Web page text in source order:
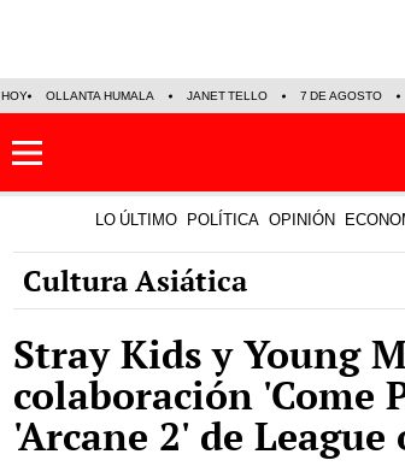
HOY OLLANTA HUMALA JANET TELLO 7 DE AGOSTO
LO ÚLTIMO POLÍTICA OPINIÓN
Cultura Asiática
Stray Kids y Young
colaboración 'Come
'Arcane 2' de League